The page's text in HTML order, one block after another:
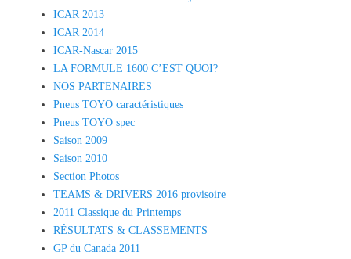
ICAR 2013
ICAR 2014
ICAR-Nascar 2015
LA FORMULE 1600 C’EST QUOI?
NOS PARTENAIRES
Pneus TOYO caractéristiques
Pneus TOYO spec
Saison 2009
Saison 2010
Section Photos
TEAMS & DRIVERS 2016 provisoire
2011 Classique du Printemps
RÉSULTATS & CLASSEMENTS
GP du Canada 2011